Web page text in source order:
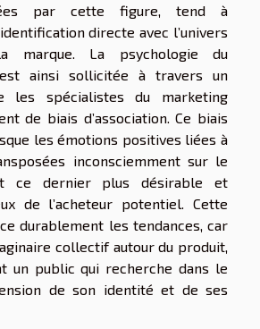
par cette figure, tend à
directe avec l’univers
marque. La psychologie du
est ainsi sollicitée à travers un
les spécialistes du marketing
de biais d’association. Ce biais
les émotions positives liées à
inconsciemment sur le
ce dernier plus désirable et
de l’acheteur potentiel. Cette
durablement les tendances, car
collectif autour du produit,
un public qui recherche dans le
de son identité et de ses